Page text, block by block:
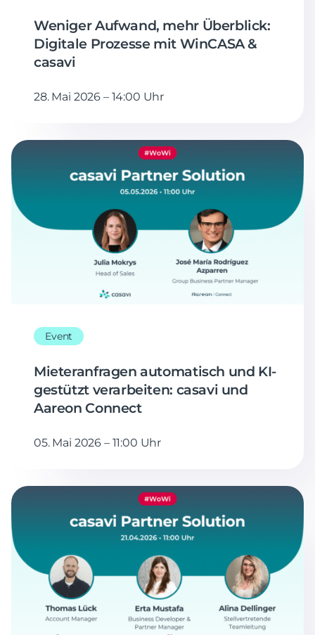
Weniger Aufwand, mehr Überblick:
Digitale Prozesse mit WinCASA &
casavi
28. Mai 2026 – 14:00 Uhr
Event
Mieteranfragen automatisch und KI-
gestützt verarbeiten: casavi und
Aareon Connect
05. Mai 2026 – 11:00 Uhr